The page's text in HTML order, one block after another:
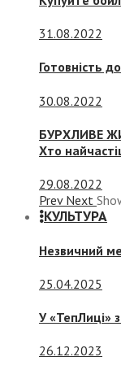
31.08.2022
Готовність
30.08.2022
БУРХЛИВЕ
Хто
29.08.2022
Prev Next
КУЛЬТУРА
Незвичний
25.04.2025
У «ТепЛиці»
26.12.2023